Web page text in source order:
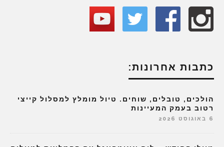
כתבות אחרונות:
הולכים, טובלים, שוחים. טיול מומלץ למסלול קייצי
רטוב בעמק המעיינות
6 באוגוסט 2026